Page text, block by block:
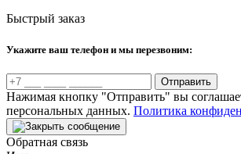
Быстрый заказ
Укажите ваш телефон и мы перезвоним:
Отправить
Нажимая кнопку "Отправить" вы
персональных данных. Политика
Обратная связь